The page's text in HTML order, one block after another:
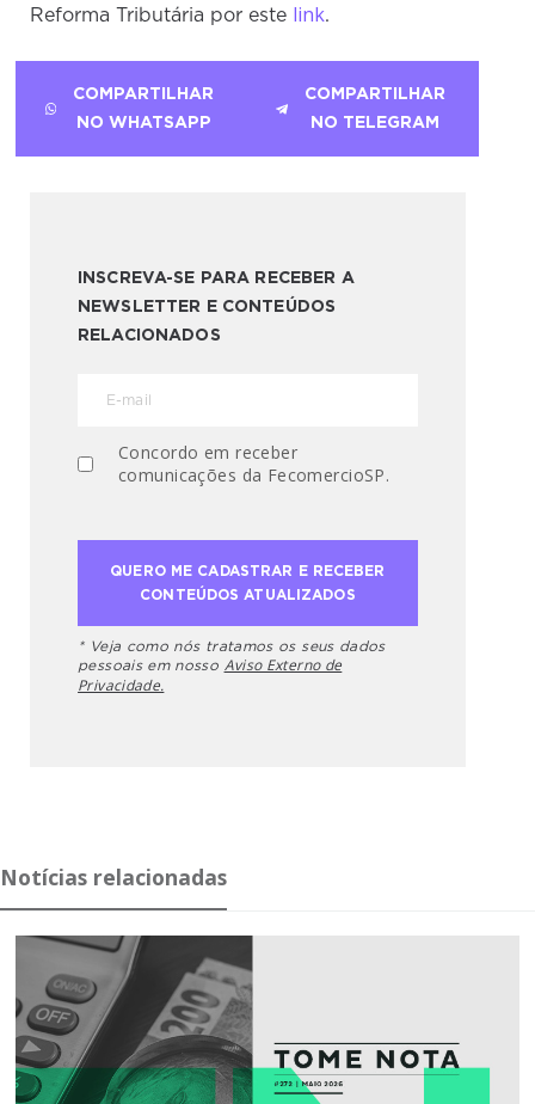
Reforma Tributária por este link.
COMPARTILHAR
NO WHATSAPP
COMPARTILHAR
NO TELEGRAM
INSCREVA-SE PARA RECEBER A
NEWSLETTER E CONTEÚDOS
RELACIONADOS
Concordo em receber
comunicações da FecomercioSP.
* Veja como nós tratamos os seus dados
pessoais em nosso Aviso Externo de
Privacidade.
Notícias relacionadas